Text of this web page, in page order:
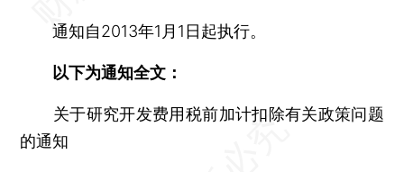
通知自2013年1月1日起执行。
以下为通知全文：
关于研究开发费用税前加计扣除有关政策问题
的通知